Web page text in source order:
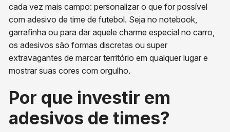
cada vez mais campo: personalizar o que for possível
com adesivo de time de futebol​. Seja no notebook,
garrafinha ou para dar aquele charme especial no carro,
os adesivos são formas discretas ou super
extravagantes de marcar território em qualquer lugar e
mostrar suas cores com orgulho.
Por que investir em
adesivos de times?